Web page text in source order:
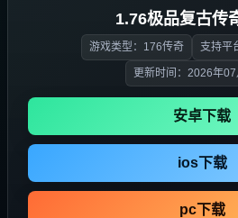
1.76极品复古传
游戏类型：176传奇 支持平
更新时间：2026年07
安卓下载
ios下载
pc下载